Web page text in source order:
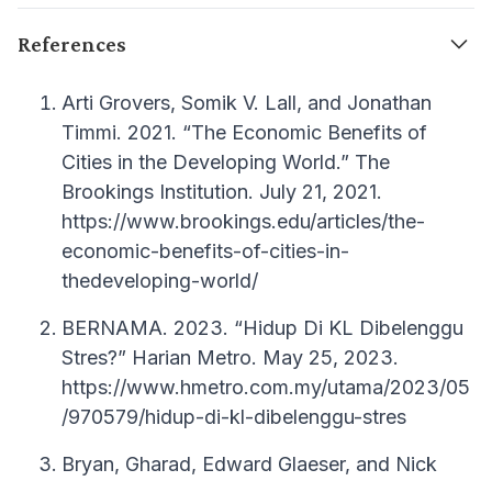
References
Arti Grovers, Somik V. Lall, and Jonathan
Timmi. 2021. “The Economic Benefits of
Cities in the Developing World.” The
Brookings Institution. July 21, 2021.
https://www.brookings.edu/articles/the-
economic-benefits-of-cities-in-
thedeveloping-world/
BERNAMA. 2023. “Hidup Di KL Dibelenggu
Stres?” Harian Metro. May 25, 2023.
https://www.hmetro.com.my/utama/2023/05
/970579/hidup-di-kl-dibelenggu-stres
Bryan, Gharad, Edward Glaeser, and Nick